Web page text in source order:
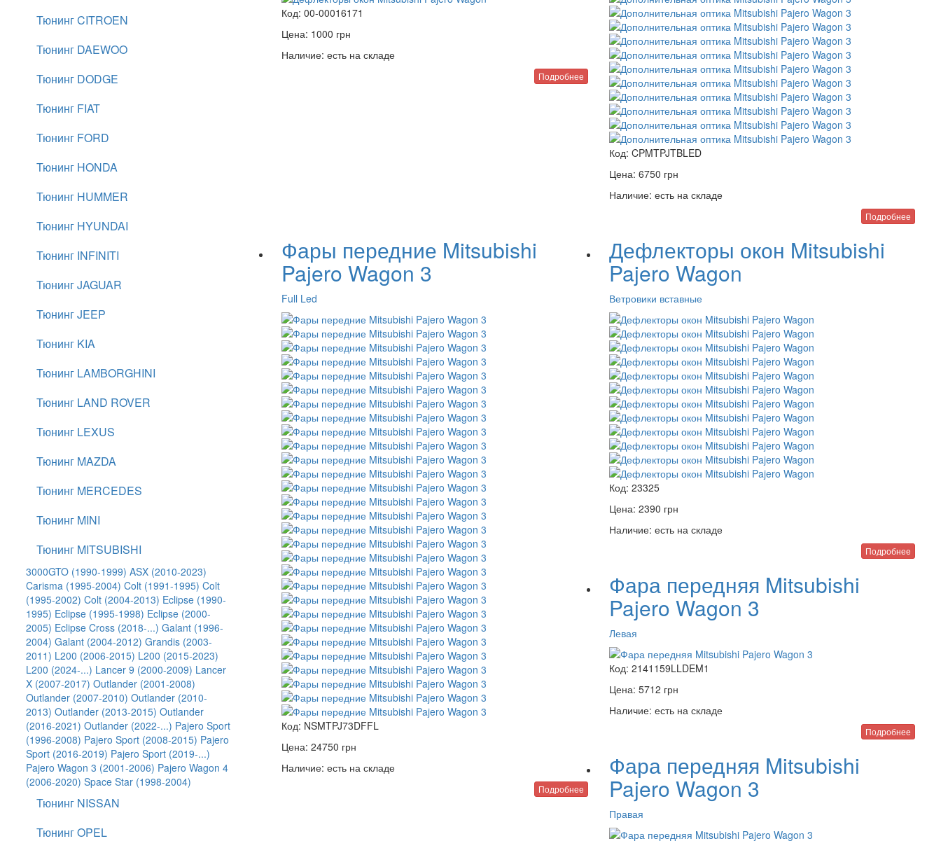
Тюнинг CITROEN
Тюнинг DAEWOO
Тюнинг DODGE
Тюнинг FIAT
Тюнинг FORD
Тюнинг HONDA
Тюнинг HUMMER
Тюнинг HYUNDAI
Тюнинг INFINITI
Тюнинг JAGUAR
Тюнинг JEEP
Тюнинг KIA
Тюнинг LAMBORGHINI
Тюнинг LAND ROVER
Тюнинг LEXUS
Тюнинг MAZDA
Тюнинг MERCEDES
Тюнинг MINI
Тюнинг MITSUBISHI
3000GTO (1990-1999) ASX (2010-2023)
Carisma (1995-2004) Colt (1991-1995) Colt
(1995-2002) Colt (2004-2013) Eclipse (1990-
1995) Eclipse (1995-1998) Eclipse (2000-
2005) Eclipse Cross (2018-...) Galant (1996-
2004) Galant (2004-2012) Grandis (2003-
2011) L200 (2006-2015) L200 (2015-2023)
L200 (2024-...) Lancer 9 (2000-2009) Lancer
X (2007-2017) Outlander (2001-2008)
Outlander (2007-2010) Outlander (2010-
2013) Outlander (2013-2015) Outlander
(2016-2021) Outlander (2022-...) Pajero Sport
(1996-2008) Pajero Sport (2008-2015) Pajero
Sport (2016-2019) Pajero Sport (2019-...)
Pajero Wagon 3 (2001-2006) Pajero Wagon 4
(2006-2020) Space Star (1998-2004)
Тюнинг NISSAN
Тюнинг OPEL
Код: 00-00016171
Цена: 1000 грн
Наличие: есть на складе
Подробнее
Код: CPMTPJTBLED
Цена: 6750 грн
Наличие: есть на складе
Подробнее
Фары передние Mitsubishi
Pajero Wagon 3
Full Led
Код: NSMTPJ73DFFL
Цена: 24750 грн
Наличие: есть на складе
Подробнее
Дефлекторы окон Mitsubishi
Pajero Wagon
Ветровики вставные
Код: 23325
Цена: 2390 грн
Наличие: есть на складе
Подробнее
Фара передняя Mitsubishi
Pajero Wagon 3
Левая
Код: 2141159LLDEM1
Цена: 5712 грн
Наличие: есть на складе
Подробнее
Фара передняя Mitsubishi
Pajero Wagon 3
Правая